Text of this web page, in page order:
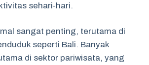
sehari-hari.
sangat penting, terutama di
seperti Bali. Banyak
di sektor pariwisata, yang